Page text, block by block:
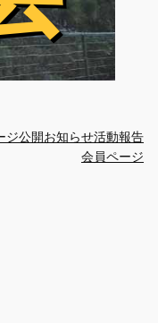
ジ公開お知らせ活動報告
会員ページ